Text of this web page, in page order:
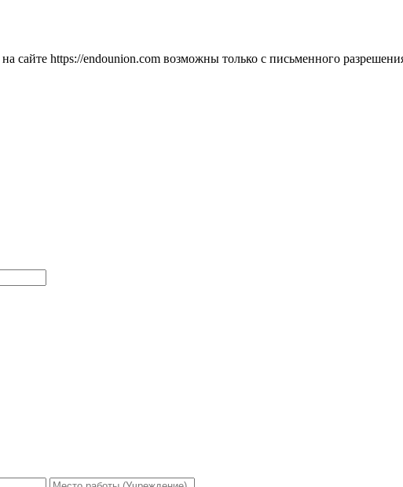
сайте https://endounion.com возможны только с письменного